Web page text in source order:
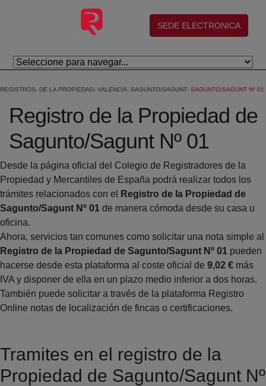
Skip to Main Content
(abre en nueva ventana)
SEDE ELECTRONICA
REGISTROS DE LA PROPIEDAD VALENCIA SAGUNTO/SAGUNT SAGUNTO/SAGUNT Nº 01
Registro de la Propiedad de
Sagunto/Sagunt Nº 01
Desde la página oficial del Colegio de Registradores de la
Propiedad y Mercantiles de España podrá realizar todos los
trámites relacionados con el
Registro de la Propiedad de
Sagunto/Sagunt Nº 01 de manera cómoda desde su casa u
oficina.
Ahora, servicios tan comunes como solicitar una nota simple al
Registro de la Propiedad de Sagunto/Sagunt Nº 01 pueden
hacerse desde esta plataforma al coste oficial de 9,02 € más
IVA y disponer de ella en un plazo medio inferior a dos horas.
También puede solicitar a través de la plataforma Registro
Online notas de localización de fincas o certificaciones.
Tramites en el registro de la
Propiedad de Sagunto/Sagunt Nº